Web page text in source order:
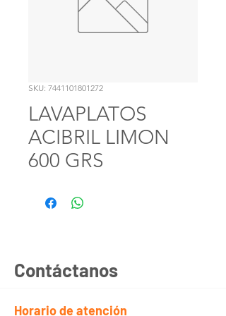
SKU: 7441101801272
LAVAPLATOS
ACIBRIL LIMON
600 GRS
Contáctanos
Horario de atención